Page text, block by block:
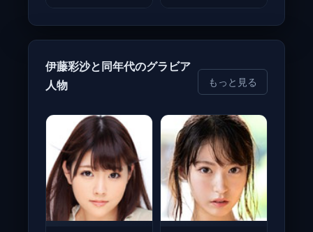
伊藤彩沙と同年代のグラビア
人物
もっと見る